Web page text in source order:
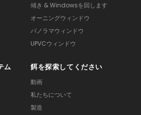
傾き & Windowsを回します
オーニングウィンドウ
パノラマウィンドウ
UPVCウィンドウ
ム 餌を探索してください
動画
私たちについて
製造